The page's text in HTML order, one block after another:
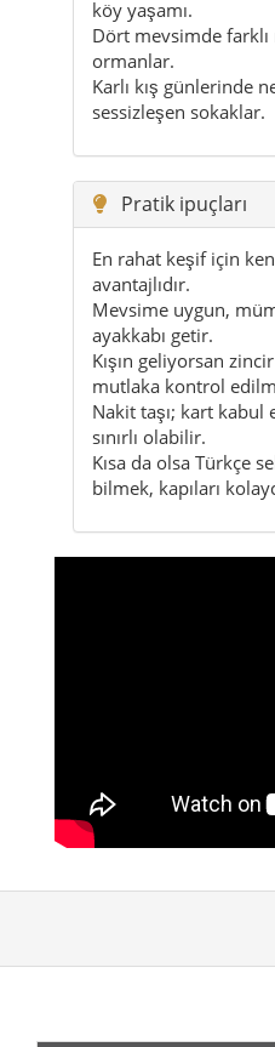
Pratik ipuçları
En rahat keşif için
avantajlıdır.
Mevsime uygun,
ayakkabı getir.
Kışın geliyorsan
mutlaka kontrol
Nakit taşı; kart kabul
sınırlı olabilir.
Kısa da olsa Türkçe
bilmek, kapıları
Gizlilik Politikası